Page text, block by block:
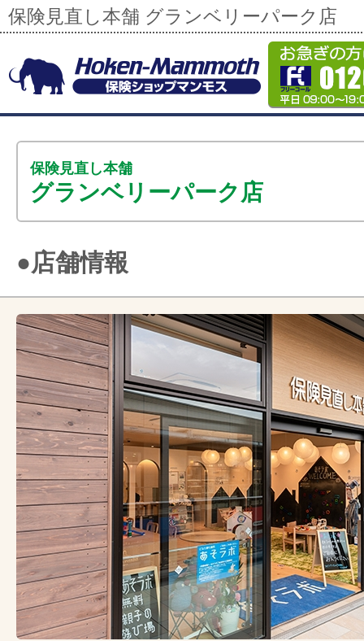
保険見直し本舗 グランベリーパーク店
保険見直し本舗
グランベリーパーク店
●店舗情報